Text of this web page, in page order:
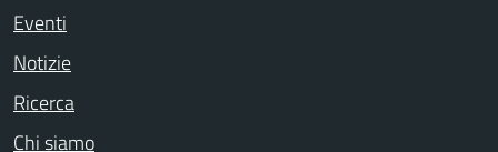
Eventi
Notizie
Ricerca
Chi siamo